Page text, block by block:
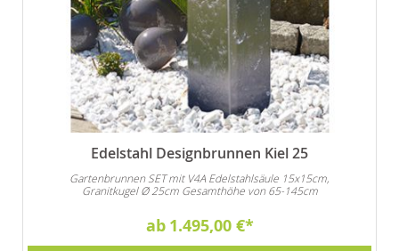
Edelstahl Designbrunnen Kiel 25
Gartenbrunnen SET mit V4A Edelstahlsäule 15x15cm,
Granitkugel Ø 25cm Gesamthöhe von 65-145cm
ab 1.495,00 €